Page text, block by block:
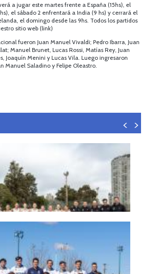
a jugar este martes frente a España (15hs), el
el sábado 2 enfrentará a India (9 hs) y cerrará el
el domingo desde las 9hs. Todos los partidos
sitio web (link)
fueron Juan Manuel Vivaldi; Pedro Ibarra, Juan
Manuel Brunet, Lucas Rossi, Matías Rey, Juan
Joaquín Menini y Lucas Vila. Luego ingresaron
Manuel Saladino y Felipe Oleastro.
EL MUNDIAL 2026